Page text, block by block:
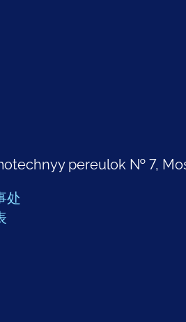
pereulok № 7,
处